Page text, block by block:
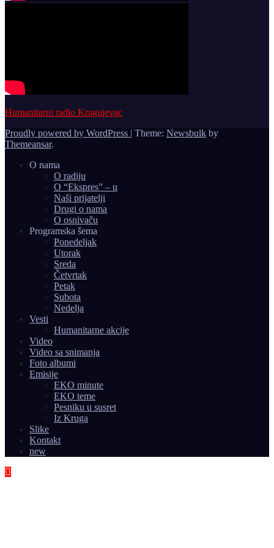
Humanitarni radio Kragujevac
Proudly powered by WordPress | Theme: Newsbulk by
Themeansar.
O nama
O radiju
O “Ekspres” – u
Naši prijatelji
Drugi o nama
O osnivaču
Programska šema
Ponedeljak
Utorak
Sreda
Četvrtak
Petak
Subota
Nedelja
Vesti
Humanitarne akcije
Video
Video sa snimanja
Foto albumi
Emisije
EKO minute
EKO teme
Pesniku u susret
Iz Kruga
Slike
Kontakt
new